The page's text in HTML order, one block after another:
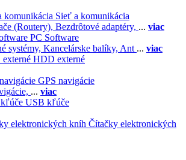
Sieť a komunikácia
(Routery), Bezdrôtové adaptéry, ... viac
PC Software
systémy, Kancelárske balíky, Ant ... viac
HDD externé
GPS navigácie
... viac
USB kľúče
Čítačky elektronických